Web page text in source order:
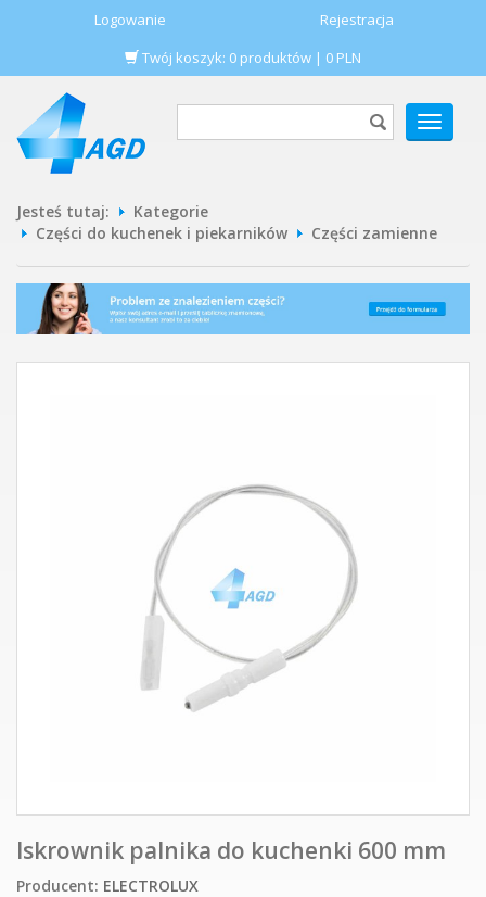
Logowanie
Rejestracja
Twój koszyk: 0 produktów | 0 PLN
POKAŻ
MENU
Jesteś tutaj:
Kategorie
Części do kuchenek i piekarników
Części zamienne
Iskrownik palnika do kuchenki 600 mm
Producent: ELECTROLUX